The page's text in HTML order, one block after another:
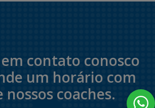
contato conosco
um horário com
nossos coaches.